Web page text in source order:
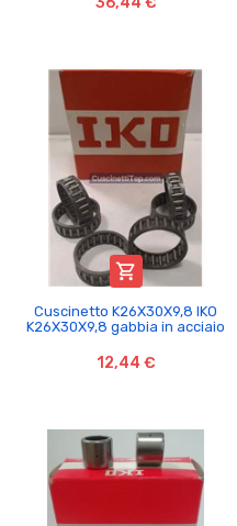

Cuscinetto K26X30X9,8 IKO
K26X30X9,8 gabbia in acciaio
12,44 €